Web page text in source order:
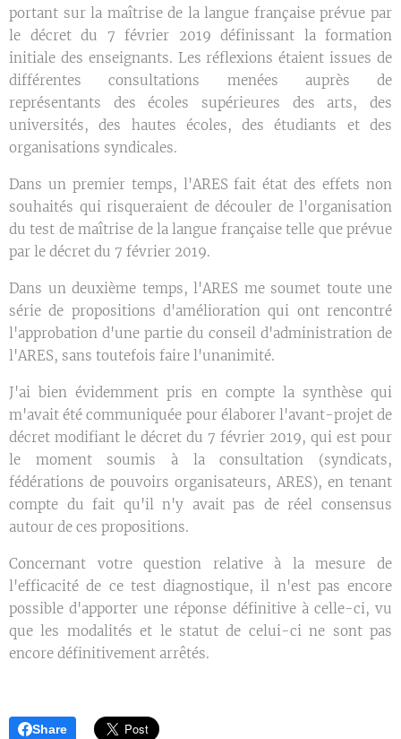
portant sur la maîtrise de la langue française prévue par
le décret du 7 février 2019 définissant la formation
initiale des enseignants. Les réflexions étaient issues de
différentes consultations menées auprès de
représentants des écoles supérieures des arts, des
universités, des hautes écoles, des étudiants et des
organisations syndicales.
Dans un premier temps, l'ARES fait état des effets non
souhaités qui risqueraient de découler de l'organisation
du test de maîtrise de la langue française telle que prévue
par le décret du 7 février 2019.
Dans un deuxième temps, l'ARES me soumet toute une
série de propositions d'amélioration qui ont rencontré
l'approbation d'une partie du conseil d'administration de
l'ARES, sans toutefois faire l'unanimité.
J'ai bien évidemment pris en compte la synthèse qui
m'avait été communiquée pour élaborer l'avant-projet de
décret modifiant le décret du 7 février 2019, qui est pour
le moment soumis à la consultation (syndicats,
fédérations de pouvoirs organisateurs, ARES), en tenant
compte du fait qu'il n'y avait pas de réel consensus
autour de ces propositions.
Concernant votre question relative à la mesure de
l'efficacité de ce test diagnostique, il n'est pas encore
possible d'apporter une réponse définitive à celle-ci, vu
que les modalités et le statut de celui-ci ne sont pas
encore définitivement arrêtés.
Share